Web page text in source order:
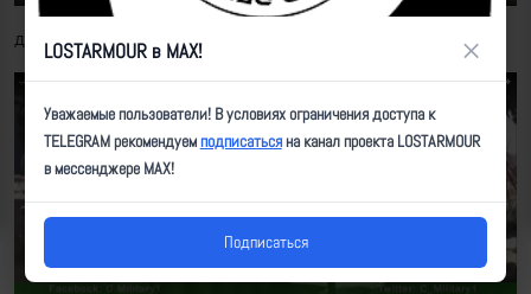
для перевозки пехоты задействованы БМП-2
LOSTARMOUR в MAX! ×
Уважаемые пользователи! В условиях ограничения доступа к
TELEGRAM рекомендуемподписатьсяна канал проекта LOSTARMOUR
в мессенджере MAX!
Подписаться